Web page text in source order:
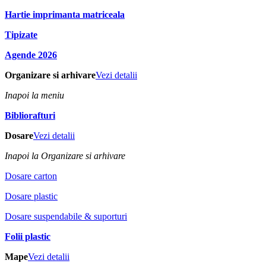
Hartie imprimanta matriceala
Tipizate
Agende 2026
Organizare si arhivareVezi detalii
Inapoi la meniu
Bibliorafturi
DosareVezi detalii
Inapoi la Organizare si arhivare
Dosare carton
Dosare plastic
Dosare suspendabile & suporturi
Folii plastic
MapeVezi detalii